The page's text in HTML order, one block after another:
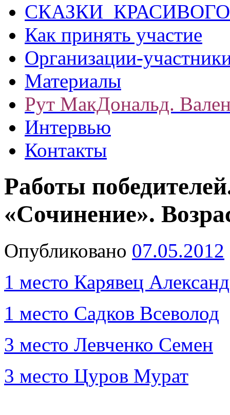
СКАЗКИ
Как принять участие
Организации-
Материалы
Рут МакДональд.
Интервью
Контакты
Работы
«Сочинение».
Опубликовано 07.05.2012
1 место Карявец
1 место Садков Всеволод
3 место Левченко Семен
3 место Цуров Мурат